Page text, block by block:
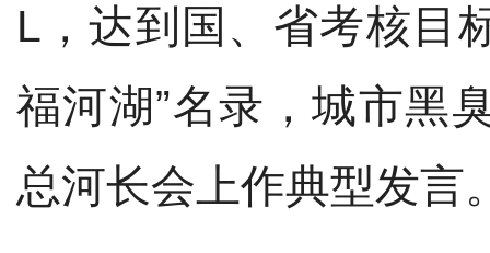
L ，达到国、省考核目
福河湖”名录，城市黑
总河长会上作典型发言